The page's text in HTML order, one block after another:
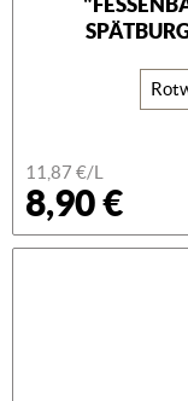
11,87 €/L
8,90 €